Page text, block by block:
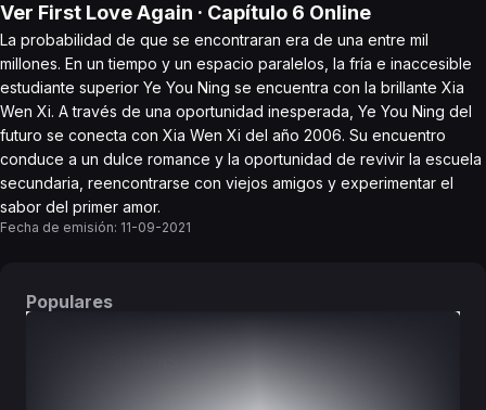
Ver First Love Again · Capítulo 6 Online
La probabilidad de que se encontraran era de una entre mil
millones. En un tiempo y un espacio paralelos, la fría e inaccesible
estudiante superior Ye You Ning se encuentra con la brillante Xia
Wen Xi. A través de una oportunidad inesperada, Ye You Ning del
futuro se conecta con Xia Wen Xi del año 2006. Su encuentro
conduce a un dulce romance y la oportunidad de revivir la escuela
secundaria, reencontrarse con viejos amigos y experimentar el
sabor del primer amor.
Fecha de emisión: 11-09-2021
Populares